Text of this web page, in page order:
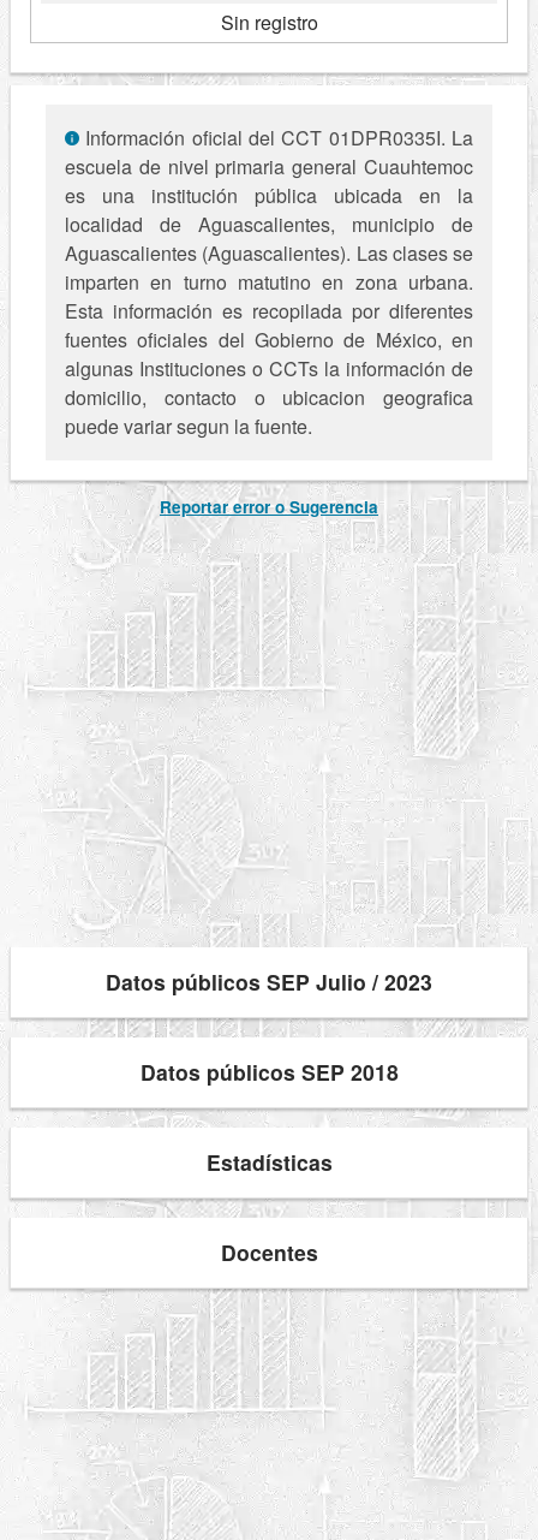
Sin registro
Información oficial del CCT 01DPR0335I. La
escuela de nivel primaria general Cuauhtemoc
es una institución pública ubicada en la
localidad de Aguascalientes, municipio de
Aguascalientes (Aguascalientes). Las clases se
imparten en turno matutino en zona urbana.
Esta información es recopilada por diferentes
fuentes oficiales del Gobierno de México, en
algunas Instituciones o CCTs la información de
domicilio, contacto o ubicacion geografica
puede variar segun la fuente.
Reportar error o Sugerencia
Datos públicos SEP Julio / 2023
Datos públicos SEP 2018
Estadísticas
Docentes